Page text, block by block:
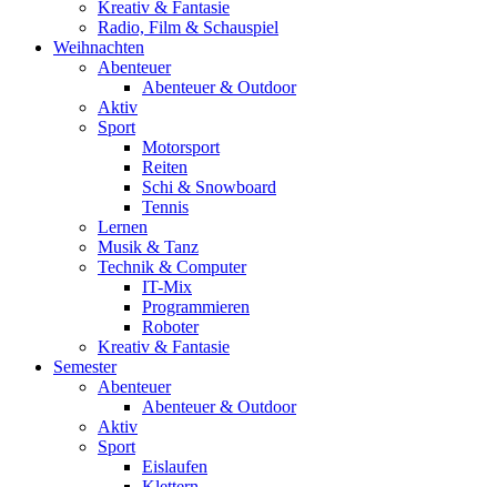
Kreativ & Fantasie
Radio, Film & Schauspiel
Weihnachten
Abenteuer
Abenteuer & Outdoor
Aktiv
Sport
Motorsport
Reiten
Schi & Snowboard
Tennis
Lernen
Musik & Tanz
Technik & Computer
IT-Mix
Programmieren
Roboter
Kreativ & Fantasie
Semester
Abenteuer
Abenteuer & Outdoor
Aktiv
Sport
Eislaufen